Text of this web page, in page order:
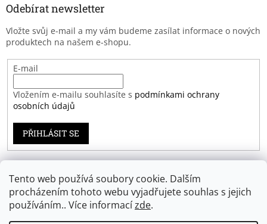
Tento web používá soubory cookie. Dalším
procházením tohoto webu vyjadřujete souhlas s jejich
používáním.. Více informacízde.
Odebírat newsletter
Vložte svůj e-mail a my vám budeme zasílat informace o nových
produktech na našem e-shopu.
E-mail
Vložením e-mailu souhlasíte s podmínkami ochrany
osobních údajů
PŘIHLÁSIT SE
Záruka spokojenosti